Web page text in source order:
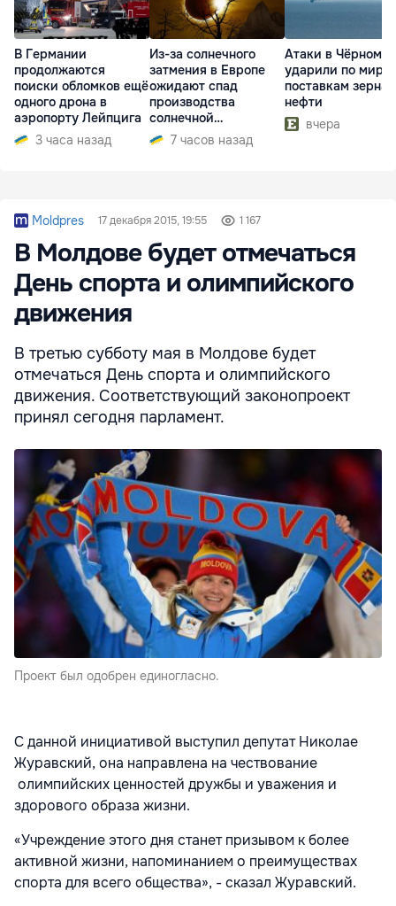
В Германии
продолжаются
поиски обломков ещё
одного дрона в
аэропорту Лейпцига
3 часа назад
Из-за солнечного
затмения в Европе
ожидают спад
производства
солнечной
электроэнергии
7 часов назад
Атаки в Чёрном
ударили по
поставкам зерна
нефти
вчера
Moldpres 17 декабря 2015, 19:55 1 167
В Молдове будет отмечаться
День спорта и олимпийского
движения
В третью субботу мая в Молдове будет
отмечаться День спорта и олимпийского
движения. Соответствующий законопроект
принял сегодня парламент.
Проект был одобрен единогласно.
С данной инициативой выступил депутат Николае
Журавский, она направлена на чествование
олимпийских ценностей дружбы и уважения и
здорового образа жизни.
«Учреждение этого дня станет призывом к более
активной жизни, напоминанием о преимуществах
спорта для всего общества», - сказал Журавский.